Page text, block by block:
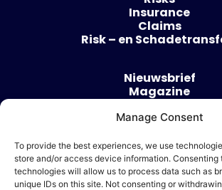
Manage Consent
To provide the best experiences, we use
store and/or access device information. Consenting
technologies will allow us to process data such as
unique IDs on this site. Not consenting or
Insurance
Claims
Risk – en
Nieuwsbrief
Magazine
Over
Algemene
Cookie beleid